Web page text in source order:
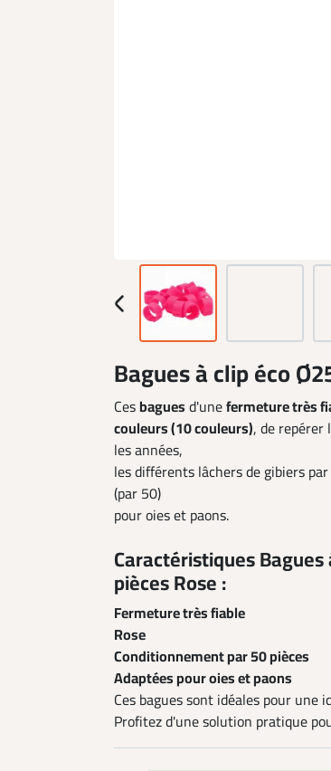
Bagues à clip éco
Cesbagues d'unefermeture très
couleurs (10 couleurs), de repérer
les années,
les différents lâchers de gibiers
(par 50)
pour oies et paons.
Caractéristiques
pièces Rose :
Fermeture très fiable
Rose
Conditionnement par 50 pièces
Adaptées pour oies et paons
Ces bagues sont idéales pour
Profitez d'une solution pratique